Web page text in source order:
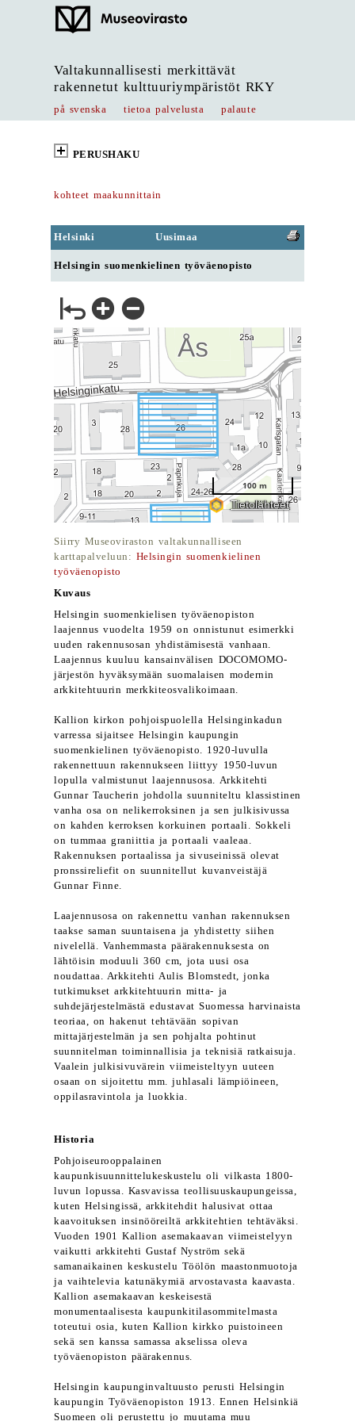
Valtakunnallisesti merkittävät
rakennetut kulttuuriympäristöt RKY
på svenska tietoa palvelusta palaute
PERUSHAKU
kohteet maakunnittain
Helsinki Uusimaa
Helsingin suomenkielinen työväenopisto
Siirry Museoviraston valtakunnalliseen
karttapalveluun: Helsingin suomenkielinen
työväenopisto
Kuvaus
Helsingin suomenkielisen työväenopiston
laajennus vuodelta 1959 on onnistunut esimerkki
uuden rakennusosan yhdistämisestä vanhaan.
Laajennus kuuluu kansainvälisen DOCOMOMO-
järjestön hyväksymään suomalaisen modernin
arkkitehtuurin merkkiteosvalikoimaan.
Kallion kirkon pohjoispuolella Helsinginkadun
varressa sijaitsee Helsingin kaupungin
suomenkielinen työväenopisto. 1920-luvulla
rakennettuun rakennukseen liittyy 1950-luvun
lopulla valmistunut laajennusosa. Arkkitehti
Gunnar Taucherin johdolla suunniteltu klassistinen
vanha osa on nelikerroksinen ja sen julkisivussa
on kahden kerroksen korkuinen portaali. Sokkeli
on tummaa graniittia ja portaali vaaleaa.
Rakennuksen portaalissa ja sivuseinissä olevat
pronssireliefit on suunnitellut kuvanveistäjä
Gunnar Finne.
Laajennusosa on rakennettu vanhan rakennuksen
taakse saman suuntaisena ja yhdistetty siihen
nivelellä. Vanhemmasta päärakennuksesta on
lähtöisin moduuli 360 cm, jota uusi osa
noudattaa. Arkkitehti Aulis Blomstedt, jonka
tutkimukset arkkitehtuurin mitta- ja
suhdejärjestelmästä edustavat Suomessa harvinaista
teoriaa, on hakenut tehtävään sopivan
mittajärjestelmän ja sen pohjalta pohtinut
suunnitelman toiminnallisia ja teknisiä ratkaisuja.
Vaalein julkisivuvärein viimeisteltyyn uuteen
osaan on sijoitettu mm. juhlasali lämpiöineen,
oppilasravintola ja luokkia.
Historia
Pohjoiseurooppalainen
kaupunkisuunnittelukeskustelu oli vilkasta 1800-
luvun lopussa. Kasvavissa teollisuuskaupungeissa,
kuten Helsingissä, arkkitehdit halusivat ottaa
kaavoituksen insinööreiltä arkkitehtien tehtäväksi.
Vuoden 1901 Kallion asemakaavan viimeistelyyn
vaikutti arkkitehti Gustaf Nyström sekä
samanaikainen keskustelu Töölön maastonmuotoja
ja vaihtelevia katunäkymiä arvostavasta kaavasta.
Kallion asemakaavan keskeisestä
monumentaalisesta kaupunkitilasommitelmasta
toteutui osia, kuten Kallion kirkko puistoineen
sekä sen kanssa samassa akselissa oleva
työväenopiston päärakennus.
Helsingin kaupunginvaltuusto perusti Helsingin
kaupungin Työväenopiston 1913. Ennen Helsinkiä
Suomeen oli perustettu jo muutama muu